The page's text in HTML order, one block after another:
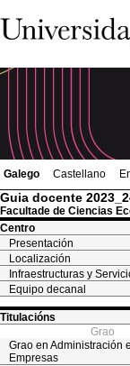
Galego Castellano
Guia docente
Facultade de Ciencias
Centro
Presentación
Localización
Infraestructuras y
Equipo decanal
Titulacións
Grao
Grao en Administración
Empresas